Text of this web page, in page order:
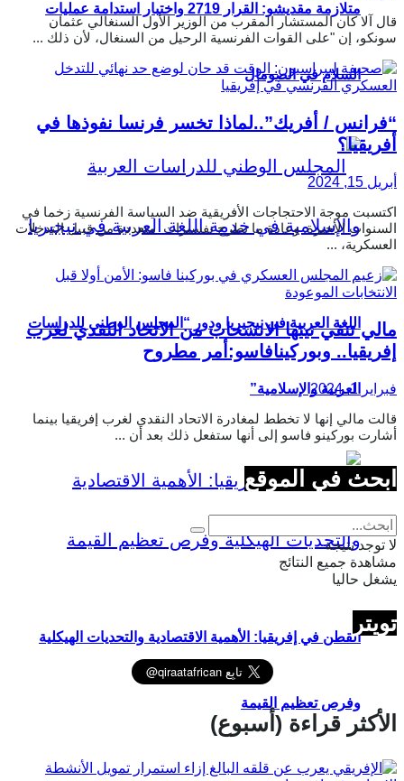
متلازمة مقديشو: القرار 2719 واختبار استدامة عمليات
السلام في الصومال
اللغة العربية في نيجيريا ودور “المجلس الوطني للدراسات
العربية والإسلامية”
القطن في إفريقيا: الأهمية الاقتصادية والتحديات الهيكلية
وفرص تعظيم القيمة
قال آلا كان المستشار المقرب من الوزير الأول السنغالي عثمان
سونكو، إن "على القوات الفرنسية الرحيل من السنغال، لأن ذلك ...
“فرانس / أفريك”..لماذا تخسر فرنسا نفوذها في
أفريقيا؟
أبريل 15, 2024
اكتسبت موجة الاحتجاجات الأفريقية ضد السياسة الفرنسية زخما في
السنوات الأخيرة. وعادة ما تطرح تفسيرات متعددة من قبيل التدخلات
العسكرية، ...
مالي تنفي نيتها الانسحاب من الاتحاد النقدي لغرب
إفريقيا.. وبوركينافاسو:أمر مطروح
فبراير 1, 2024
قالت مالي إنها لا تخطط لمغادرة الاتحاد النقدي لغرب إفريقيا بينما
أشارت بوركينو فاسو إلى أنها ستفعل ذلك بعد أن ...
ابحث في الموقع
لا توجد نتيجة
مشاهدة جميع النتائج
يشغل حاليا
تويتر
الأكثر قراءة (أسبوع)